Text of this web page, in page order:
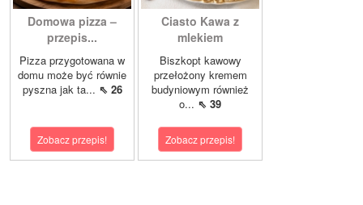
Domowa pizza –
przepis...
Pizza przygotowana w
domu może być równie
pyszna jak ta... ⇖ 26
Zobacz przepis!
Ciasto Kawa z
mlekiem
Biszkopt kawowy
przełożony kremem
budyniowym również
o... ⇖ 39
Zobacz przepis!